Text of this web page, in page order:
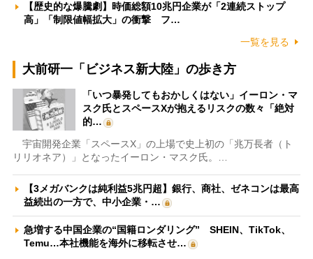
【歴史的な爆騰劇】時価総額10兆円企業が「2連続ストップ
高」「制限値幅拡大」の衝撃 フ…
一覧を見る
大前研一「ビジネス新大陸」の歩き方
「いつ暴発してもおかしくはない」イーロン・マ
スク氏とスペースXが抱えるリスクの数々「絶対
的…
宇宙開発企業「スペースX」の上場で史上初の「兆万長者（ト
リリオネア）」となったイーロン・マスク氏。…
【3メガバンクは純利益5兆円超】銀行、商社、ゼネコンは最高
益続出の一方で、中小企業・…
急増する中国企業の“国籍ロンダリング” SHEIN、TikTok、
Temu…本社機能を海外に移転させ…